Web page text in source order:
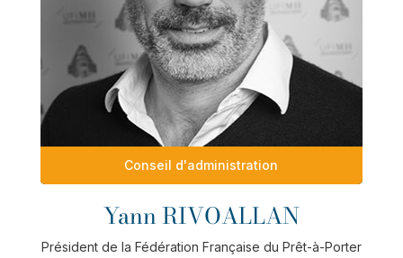
Conseil d'administration
Yann RIVOALLAN
Président de la Fédération Française du Prêt-à-Porter